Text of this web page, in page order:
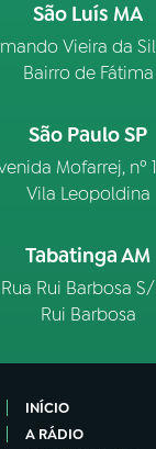
São Luís MA
Vieira da
Bairro de Fátima
São Paulo SP
Mofarrej, nº
Vila Leopoldina
Tabatinga AM
Rua Rui Barbosa S/
Rui Barbosa
INÍCIO
A RÁDIO